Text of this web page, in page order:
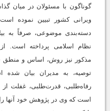
گوناگون با مسئولان در میان
ویرانی کشور تبیین نموده
دسته‌بندی موضوعی، صرفاً به
نظام اسلامی پرداخته است.
مذکور نیز روش، اساس و منطق
توصیه، به مدیران بيان شده
رفاه‌طلبی، قدرت‌طلبی، غفلت
است که وی در پژوهش خود آنها